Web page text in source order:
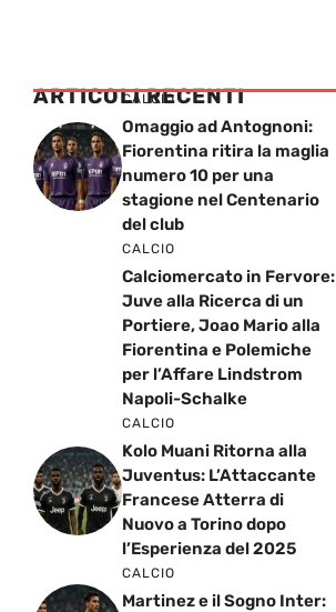
ARTICOLI RECENTI
CALCIO
Omaggio ad Antognoni:
Fiorentina ritira la maglia
numero 10 per una
stagione nel Centenario
del club
CALCIO
Calciomercato in Fervore:
Juve alla Ricerca di un
Portiere, Joao Mario alla
Fiorentina e Polemiche
per l’Affare Lindstrom
Napoli-Schalke
CALCIO
Kolo Muani Ritorna alla
Juventus: L’Attaccante
Francese Atterra di
Nuovo a Torino dopo
l’Esperienza del 2025
CALCIO
Martinez e il Sogno Inter: